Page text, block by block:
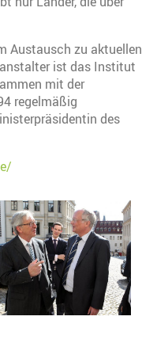
Austausch zu aktuellen
ist das Institut
mit der
regelmäßig
des